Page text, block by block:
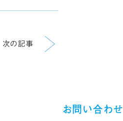
次の記事
お問い合わせ